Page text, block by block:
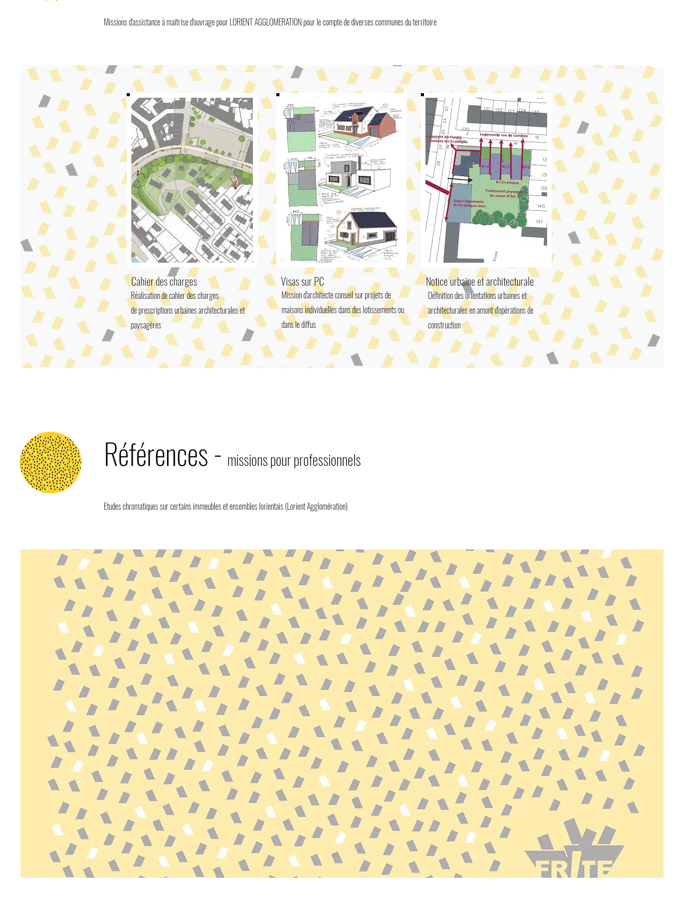
Missions d'assistance à maitrise d'ouvrage pour LORIENT AGGLOMERATION pour le compte de diverses communes du territoire
Cahier des charges
Réalisation de cahier des charges
de prescriptions urbaines architecturales et
paysagères
Visas sur PC Notice urbaine et architecturale
Définition des orientations urbaines et
architecturales en amont d'opérations de
construction
Mission d'architecte conseil sur projets de
maisons individuelles dans des lotissements ou
dans le diffus
Références - missions pour professionnels
Etudes chromatiques sur certains immeubles et ensembles lorientais (Lorient Agglomération)